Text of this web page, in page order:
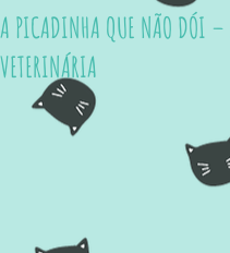
A PICADINHA QUE NÃO DÓI –
VETERINÁRIA